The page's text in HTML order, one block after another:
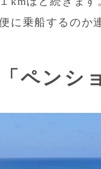
に乗船するのか
ペンシ